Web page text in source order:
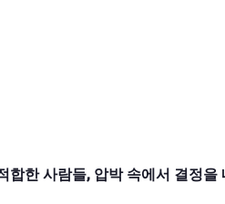
합한 사람들, 압박 속에서 결정을